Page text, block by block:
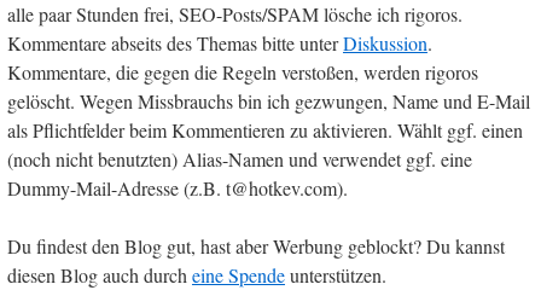
alle paar Stunden frei, SEO-Posts/SPAM lösche ich rigoros.
Kommentare abseits des Themas bitte unterDiskussion.
Kommentare, die gegen die Regeln verstoßen, werden rigoros
gelöscht. Wegen Missbrauchs bin ich gezwungen, Name und E-Mail
als Pflichtfelder beim Kommentieren zu aktivieren. Wählt ggf. einen
(noch nicht benutzten) Alias-Namen und verwendet ggf. eine
Dummy-Mail-Adresse (z.B. t@hotkev.com).
Du findest den Blog gut, hast aber Werbung geblockt? Du kannst
diesen Blog auch durcheine Spendeunterstützen.